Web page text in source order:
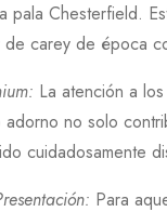
pala Chesterfield.
carey de época
: La atención a
adorno no solo
cuidadosamente
: Para